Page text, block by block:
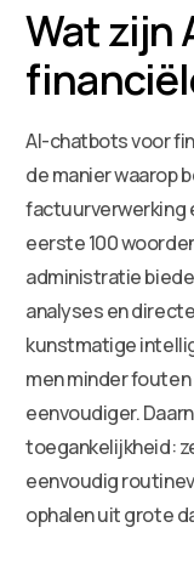
Wat zijn
AI-chatbots voor
de manier waarop
factuurverwerking
eerste 100
administratie
analyses en
kunstmatige
men minder
eenvoudiger.
toegankelijkheid:
eenvoudig
ophalen uit grote